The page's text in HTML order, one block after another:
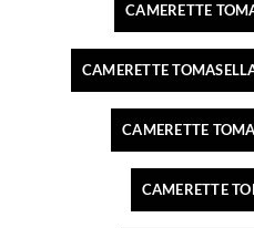
CAMERETTE
CAMERETTE
CAMERETTE
CAMERETTE